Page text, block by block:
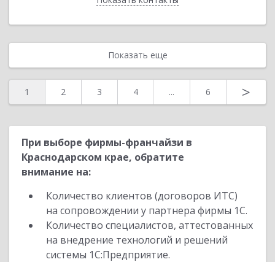
Показать еще
1 2 3 4 ... 6 >
При выборе фирмы-франчайзи в
Краснодарском крае, обратите
внимание на:
Количество клиентов (договоров ИТС)
на сопровождении у партнера фирмы 1С.
Количество специалистов, аттестованных
на внедрение технологий и решений
системы 1С:Предприятие.